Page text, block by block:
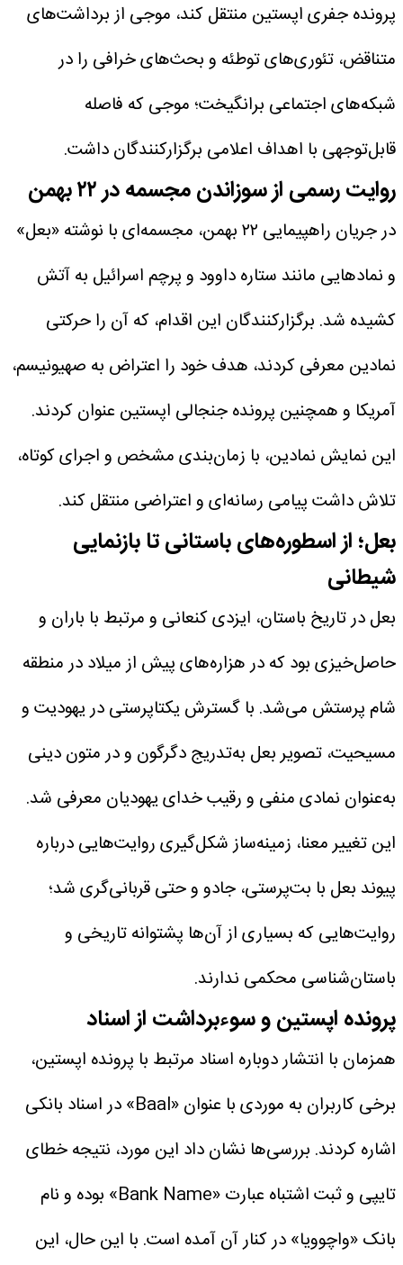
پرونده جفری اپستین منتقل کند، موجی از برداشت‌های
متناقض، تئوری‌های توطئه و بحث‌های خرافی را در
شبکه‌های اجتماعی برانگیخت؛ موجی که فاصله
قابل‌توجهی با اهداف اعلامی برگزارکنندگان داشت.
روایت رسمی از سوزاندن مجسمه در ۲۲ بهمن
در جریان راهپیمایی ۲۲ بهمن، مجسمه‌ای با نوشته «بعل»
و نمادهایی مانند ستاره داوود و پرچم اسرائیل به آتش
کشیده شد. برگزارکنندگان این اقدام، که آن را حرکتی
نمادین معرفی کردند، هدف خود را اعتراض به صهیونیسم،
آمریکا و همچنین پرونده جنجالی اپستین عنوان کردند.
این نمایش نمادین، با زمان‌بندی مشخص و اجرای کوتاه،
تلاش داشت پیامی رسانه‌ای و اعتراضی منتقل کند.
بعل؛ از اسطوره‌های باستانی تا بازنمایی
شیطانی
بعل در تاریخ باستان، ایزدی کنعانی و مرتبط با باران و
حاصل‌خیزی بود که در هزاره‌های پیش از میلاد در منطقه
شام پرستش می‌شد. با گسترش یکتاپرستی در یهودیت و
مسیحیت، تصویر بعل به‌تدریج دگرگون و در متون دینی
به‌عنوان نمادی منفی و رقیب خدای یهودیان معرفی شد.
این تغییر معنا، زمینه‌ساز شکل‌گیری روایت‌هایی درباره
پیوند بعل با بت‌پرستی، جادو و حتی قربانی‌گری شد؛
روایت‌هایی که بسیاری از آن‌ها پشتوانه تاریخی و
باستان‌شناسی محکمی ندارند.
پرونده اپستین و سوءبرداشت از اسناد
همزمان با انتشار دوباره اسناد مرتبط با پرونده اپستین،
برخی کاربران به موردی با عنوان «Baal» در اسناد بانکی
اشاره کردند. بررسی‌ها نشان داد این مورد، نتیجه خطای
تایپی و ثبت اشتباه عبارت «Bank Name» بوده و نام
بانک «واچوویا» در کنار آن آمده است. با این حال، این